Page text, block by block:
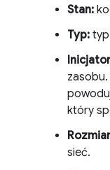
Stan:
Typ:
który
sieć.